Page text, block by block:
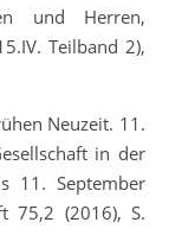
und Herren,
Teilband 2),
Neuzeit. 11.
in der
11. September
75,2 (2016), S.